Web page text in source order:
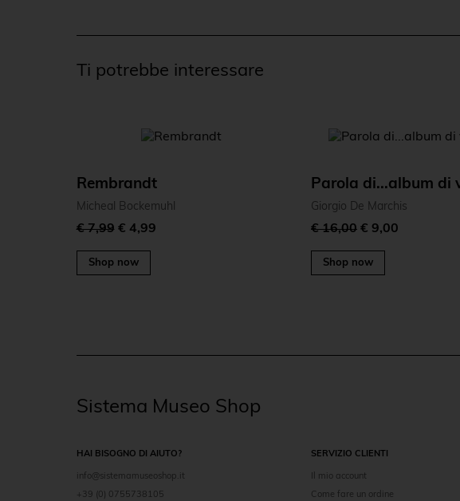
Ti potrebbe interessare
Rembrandt
Micheal Bockemuhl
€ 7,99€ 4,99
Shop now
Parola di...album di
Giorgio De Marchis
€ 16,00 € 9,00
Shop now
Sistema Museo Shop
HAI BISOGNO DI AIUTO?
info@sistemamuseoshop.it
+39 (0) 0755738105
SERVIZIO CLIENTI
Il mio account
Come fare un ordine